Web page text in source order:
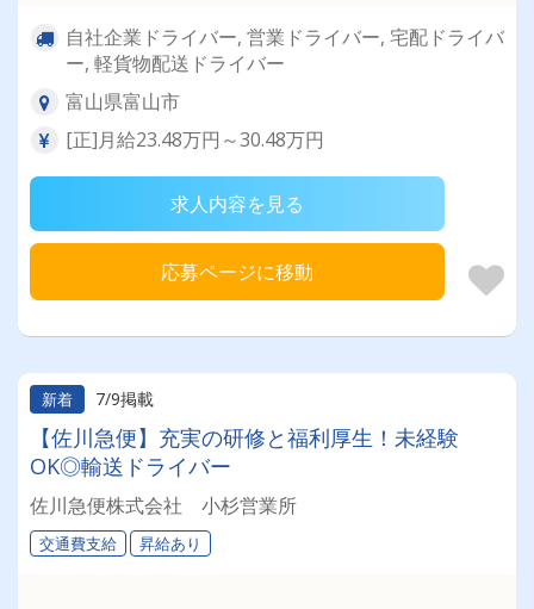
自社企業ドライバー, 営業ドライバー, 宅配ドライバ
ー, 軽貨物配送ドライバー
富山県富山市
[正]月給23.48万円～30.48万円
求人内容を見る
応募ページに移動
新着 7/9掲載
【佐川急便】充実の研修と福利厚生！未経験
OK◎輸送ドライバー
佐川急便株式会社 小杉営業所
交通費支給 昇給あり